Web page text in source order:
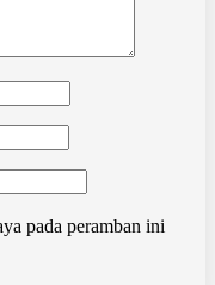
pada peramban ini